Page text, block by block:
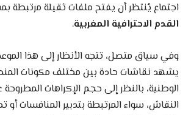
اجتماع يُنتظر أن يفتح ملفات ثقيلة مرتبطة
القدم الاحترافية المغربية.
وفي سياق متصل، تتجه الأنظار إلى هذا الموعد
يشهد نقاشات حادة بين مختلف مكونات
الوطنية، بالنظر إلى حجم الإكراهات المطروحة
النقاش، سواء المرتبطة بتدبير المنافسات أو